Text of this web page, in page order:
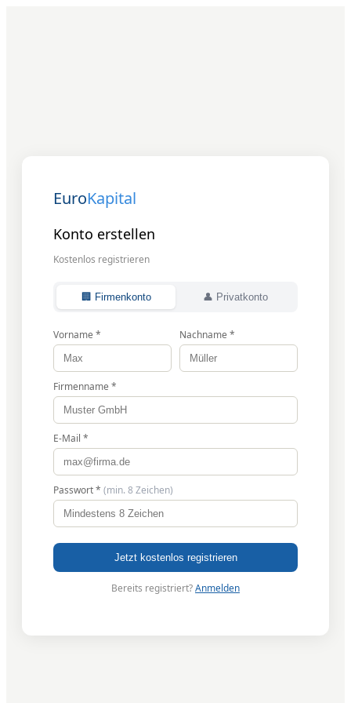
EuroKapital
Konto erstellen
Kostenlos registrieren
🏢 Firmenkonto 👤 Privatkonto
Vorname * Nachname *
Firmenname *
E-Mail *
Passwort * (min. 8 Zeichen)
Jetzt kostenlos registrieren
Bereits registriert?Anmelden